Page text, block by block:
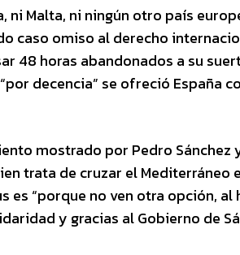
ni Malta, ni ningún otro país
caso omiso al derecho
48 horas abandonados a su
decencia” se ofreció España
mostrado por Pedro Sánchez
trata de cruzar el Mediterráneo
“porque no ven otra opción,
y gracias al Gobierno de